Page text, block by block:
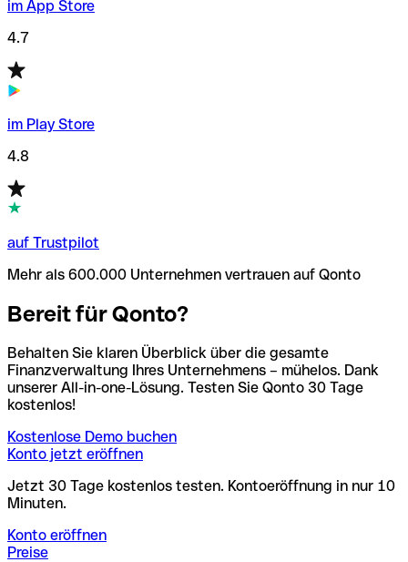
im App Store
4.7
im Play Store
4.8
auf Trustpilot
Mehr als 600.000 Unternehmen vertrauen auf Qonto
Bereit für Qonto?
Behalten Sie klaren Überblick über die gesamte
Finanzverwaltung Ihres Unternehmens – mühelos. Dank
unserer All-in-one-Lösung. Testen Sie Qonto 30 Tage
kostenlos!
Kostenlose Demo buchen
Konto jetzt eröffnen
Jetzt 30 Tage kostenlos testen. Kontoeröffnung in nur 10
Minuten.
Konto eröffnen
Preise